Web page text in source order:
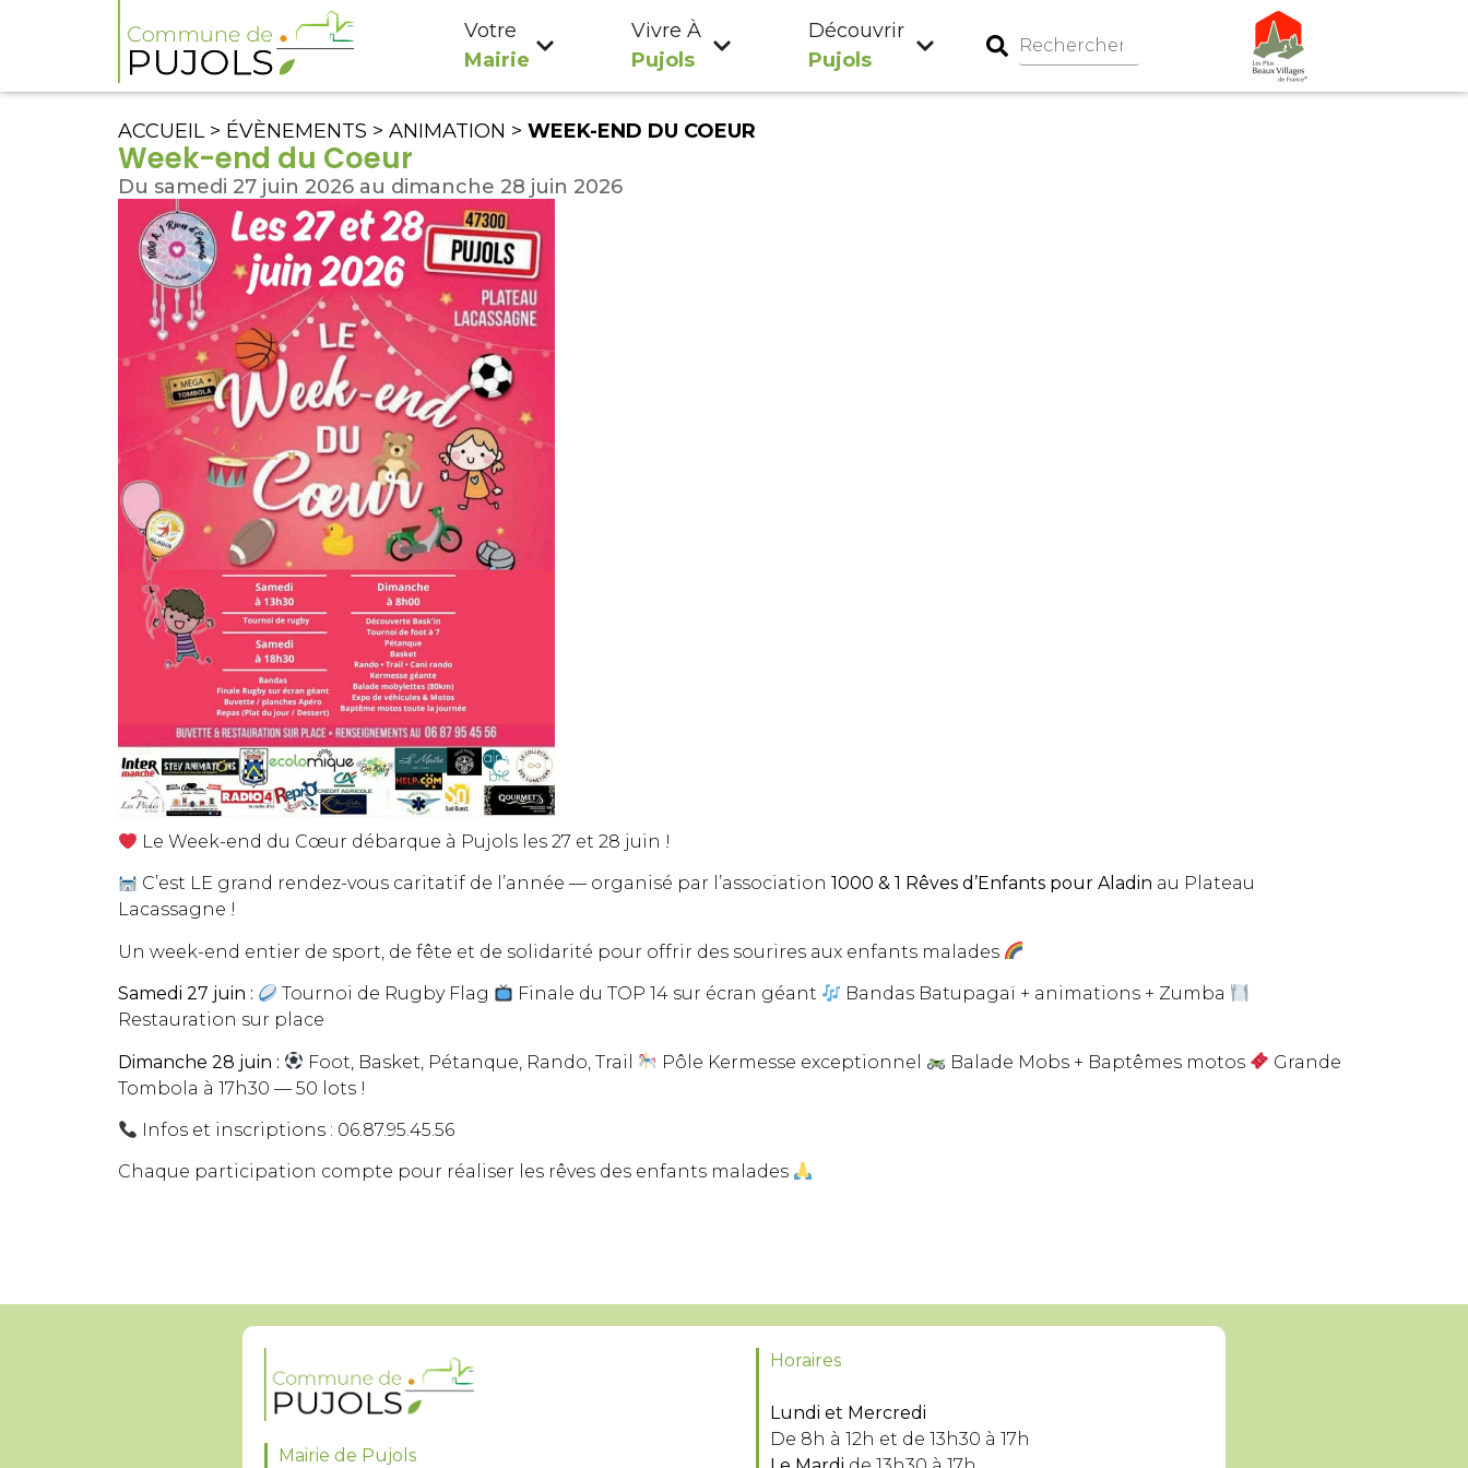
Votre
Mairie
Vivre À
Pujols
Découvrir
Pujols
ACCUEIL> ÉVÈNEMENTS > ANIMATION > WEEK-END DU COEUR
Week-end du Coeur
Du samedi 27 juin 2026 au dimanche 28 juin 2026
Le Week-end du Cœur débarque à Pujols les 27 et 28 juin !
C’est LE grand rendez-vous caritatif de l’année — organisé par l’association 1000 & 1 Rêves d’Enfants pour Aladin au Plateau
Lacassagne !
Un week-end entier de sport, de fête et de solidarité pour offrir des sourires aux enfants malades
Samedi 27 juin : Tournoi de Rugby Flag Finale du TOP 14 sur écran géant
Bandas Batupagaï + animations + Zumba
Restauration sur place
Dimanche 28 juin : Foot, Basket, Pétanque, Rando, Trail Pôle Kermesse exceptionnel Balade Mobs + Baptêmes motos
Grande
Tombola à 17h30 — 50 lots !
Infos et inscriptions : 06.87.95.45.56
Chaque participation compte pour réaliser les rêves des enfants malades
Mairie de Pujols
Horaires
Lundi et Mercredi
De 8h à 12h et de 13h30 à 17h